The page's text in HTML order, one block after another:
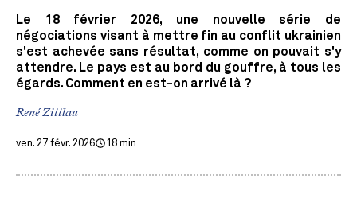
Le 18 février 2026, une nouvelle série de
négociations visant à mettre fin au conflit ukrainien
s'est achevée sans résultat, comme on pouvait s'y
attendre. Le pays est au bord du gouffre, à tous les
égards. Comment en est-on arrivé là ?
René Zittlau
ven. 27 févr. 2026 18 min